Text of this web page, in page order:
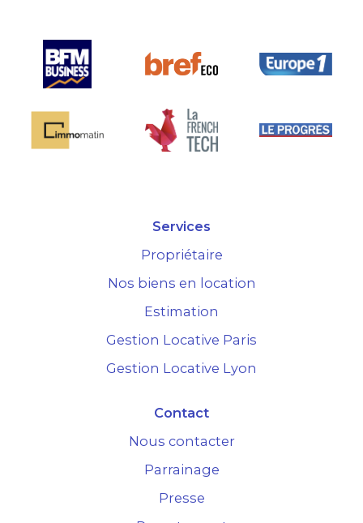
Services
Propriétaire
Nos biens en location
Estimation
Gestion Locative Paris
Gestion Locative Lyon
Contact
Nous contacter
Parrainage
Presse